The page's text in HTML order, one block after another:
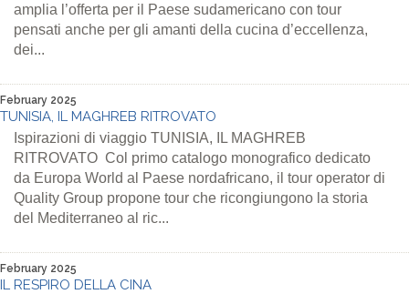
amplia l’offerta per il Paese sudamericano con tour
pensati anche per gli amanti della cucina d’eccellenza,
dei...
February 2025
TUNISIA, IL MAGHREB RITROVATO
Ispirazioni di viaggio TUNISIA, IL MAGHREB
RITROVATO Col primo catalogo monografico dedicato
da Europa World al Paese nordafricano, il tour operator di
Quality Group propone tour che ricongiungono la storia
del Mediterraneo al ric...
February 2025
IL RESPIRO DELLA CINA